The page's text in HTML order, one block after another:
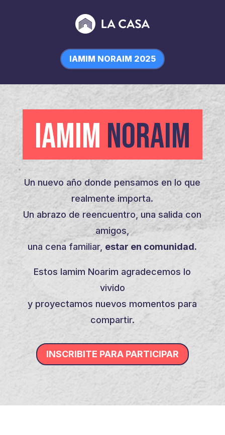
IAMIM NORAIM 2025
IAMIM NORAIM
Un nuevo año donde pensamos en lo que
realmente importa.
Un abrazo de reencuentro, una salida con
amigos,
una cena familiar, estar en comunidad.
Estos Iamim Noarim agradecemos lo
vivido
y proyectamos nuevos momentos para
compartir.
INSCRIBITE PARA PARTICIPAR